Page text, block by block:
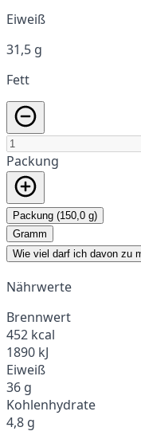
Eiweiß
31,5 g
Fett
Packung
Packung (150,0 g)
Gramm
Wie viel darf ich davon zu
Nährwerte
Brennwert
452 kcal
1890 kJ
Eiweiß
36 g
Kohlenhydrate
4,8 g